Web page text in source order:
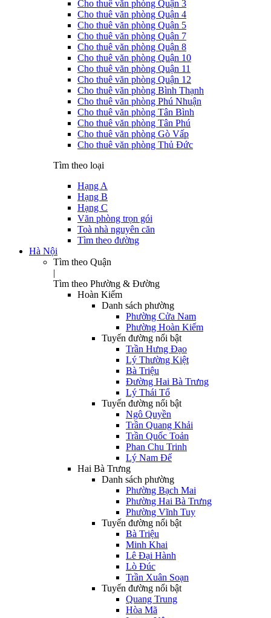
Cho thuê văn phòng Quận 3
Cho thuê văn phòng Quận 4
Cho thuê văn phòng Quận 5
Cho thuê văn phòng Quận 7
Cho thuê văn phòng Quận 8
Cho thuê văn phòng Quận 10
Cho thuê văn phòng Quận 11
Cho thuê văn phòng Quận 12
Cho thuê văn phòng Bình Thạnh
Cho thuê văn phòng Phú Nhuận
Cho thuê văn phòng Tân Bình
Cho thuê văn phòng Tân Phú
Cho thuê văn phòng Gò Vấp
Cho thuê văn phòng Thủ Đức
Tìm theo loại
Hạng A
Hạng B
Hạng C
Văn phòng trọn gói
Toà nhà nguyên căn
Tìm theo đường
Hà Nội
Tìm theo Quận
|
Tìm theo Phường & Đường
Hoàn Kiếm
Danh sách phường
Phường Cửa Nam
Phường Hoàn Kiếm
Tuyến đường nổi bật
Trần Hưng Đạo
Lý Thường Kiệt
Bà Triệu
Đường Hai Bà Trưng
Lý Thái Tổ
Tuyến đường nổi bật
Ngô Quyền
Trần Quang Khải
Trần Quốc Toản
Phan Chu Trinh
Lý Nam Đế
Hai Bà Trưng
Danh sách phường
Phường Bạch Mai
Phường Hai Bà Trưng
Phường Vĩnh Tuy
Tuyến đường nổi bật
Bà Triệu
Minh Khai
Lê Đại Hành
Lò Đúc
Trần Xuân Soạn
Tuyến đường nổi bật
Quang Trung
Hòa Mã